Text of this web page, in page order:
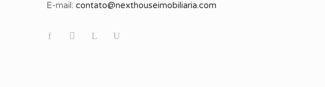
E-mail: contato@nexthouseimobiliaria.com